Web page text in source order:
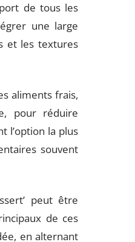
de tous les
une large
et les textures
aliments frais,
pour réduire
l’option la plus
souvent
peut être
de ces
en alternant